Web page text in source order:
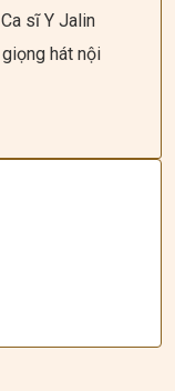
Ca sĩ Y Jalin
giọng hát nội